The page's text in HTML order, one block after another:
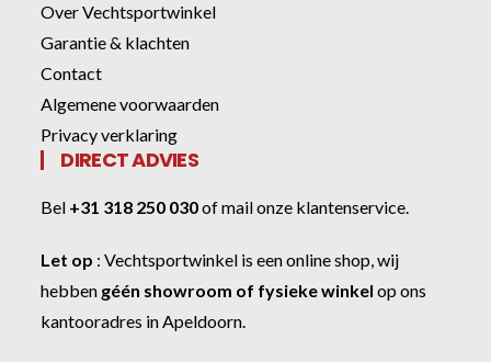
Over Vechtsportwinkel
Garantie & klachten
Contact
Algemene voorwaarden
Privacy verklaring
DIRECT ADVIES
Bel +31 318 250 030ofmail onze klantenservice.
Let op :Vechtsportwinkel is een online shop, wij
hebben géén showroom of fysieke winkel op ons
kantooradres in Apeldoorn.